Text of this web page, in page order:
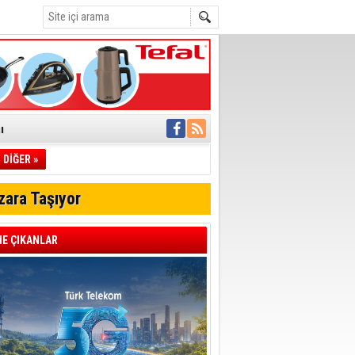
İletti
müdahale
Geçti
DİĞER »
Taşıyor
ÇIKANLAR